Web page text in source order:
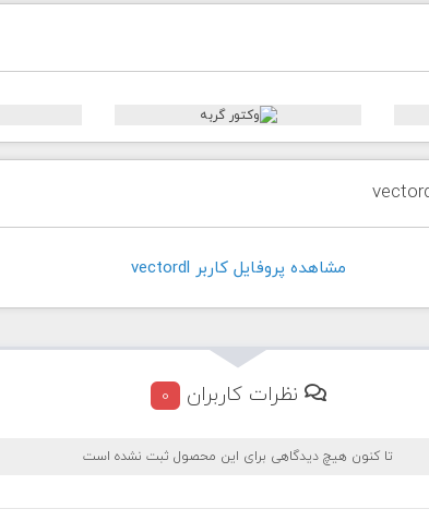
مشاهده پروفايل کاربر vectordl
نظرات کاربران 0
تا کنون هیچ دیدگاهی برای این محصول ثبت نشده است